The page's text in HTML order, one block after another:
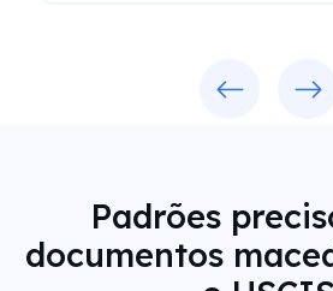
Padrões
documentos
o